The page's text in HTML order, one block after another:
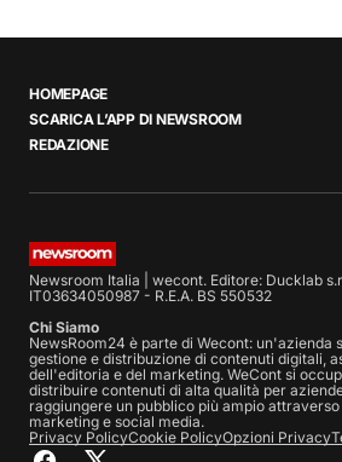
HOMEPAGE
SCARICA L’APP DI NEWSROOM
REDAZIONE
Newsroom Italia | wecont. Editore: Ducklab
IT03634050987 - R.E.A. BS 550532
Chi Siamo
NewsRoom24 è parte di Wecont: un'azienda
gestione e distribuzione di contenuti digitali,
dell'editoria e del marketing. WeCont si
distribuire contenuti di alta qualità per
raggiungere un pubblico più ampio
marketing e social media.
Privacy PolicyCookie PolicyOpzioni Privacy